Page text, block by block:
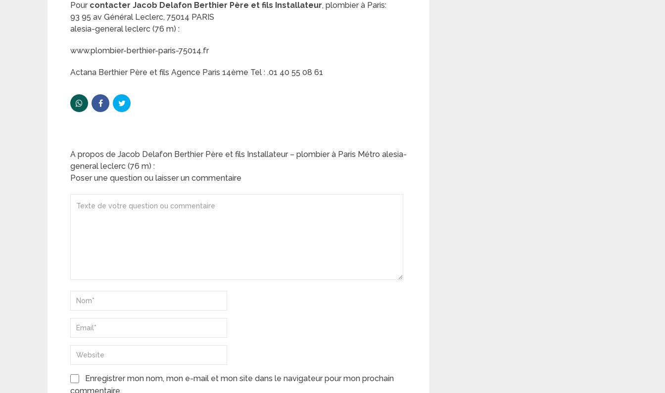
Pour contacter Jacob Delafon Berthier Père et fils Installateur, plombier à Paris:
93 95 av Général Leclerc, 75014 PARIS
alesia-general leclerc (76 m) :
www.plombier-berthier-paris-75014.fr
Actana Berthier Père et fils Agence Paris 14ème Tel : .01 40 55 08 61
A propos de Jacob Delafon Berthier Père et fils Installateur – plombier à Paris Métro alesia-
general leclerc (76 m) :
Poser une question ou laisser un commentaire
Enregistrer mon nom, mon e-mail et mon site dans le navigateur pour mon prochain
commentaire.